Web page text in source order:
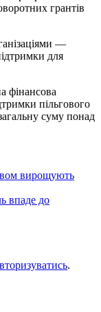
грантів
—
для
фінансова
пільгового
суму понад
вирощують
впаде до
.